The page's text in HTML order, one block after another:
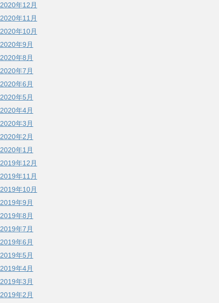
2020年12月
2020年11月
2020年10月
2020年9月
2020年8月
2020年7月
2020年6月
2020年5月
2020年4月
2020年3月
2020年2月
2020年1月
2019年12月
2019年11月
2019年10月
2019年9月
2019年8月
2019年7月
2019年6月
2019年5月
2019年4月
2019年3月
2019年2月